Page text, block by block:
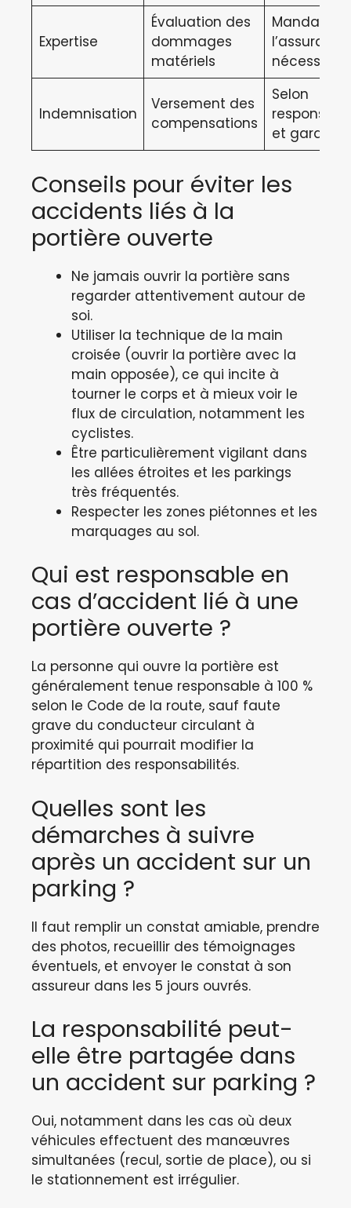
Expertise
Évaluation des
dommages
matériels
Mandatée
nécessaire
Indemnisation
Versement des
compensations
Selon
et
Conseils pour éviter les
accidents liés à la
portière ouverte
Ne jamais ouvrir la portière sans
regarder attentivement autour de
soi.
Utiliser la technique de la main
croisée (ouvrir la portière avec la
main opposée), ce qui incite à
tourner le corps et à mieux voir le
flux de circulation, notamment les
cyclistes.
Être particulièrement vigilant dans
les allées étroites et les parkings
très fréquentés.
Respecter les zones piétonnes et les
marquages au sol.
Qui est responsable en
cas d’accident lié à une
portière ouverte ?
La personne qui ouvre la portière est
généralement tenue responsable à 100 %
selon le Code de la route, sauf faute
grave du conducteur circulant à
proximité qui pourrait modifier la
répartition des responsabilités.
Quelles sont les
démarches à suivre
après un accident sur un
parking ?
Il faut remplir un constat amiable, prendre
des photos, recueillir des témoignages
éventuels, et envoyer le constat à son
assureur dans les 5 jours ouvrés.
La responsabilité peut-
elle être partagée dans
un accident sur parking ?
Oui, notamment dans les cas où deux
véhicules effectuent des manœuvres
simultanées (recul, sortie de place), ou si
le stationnement est irrégulier.